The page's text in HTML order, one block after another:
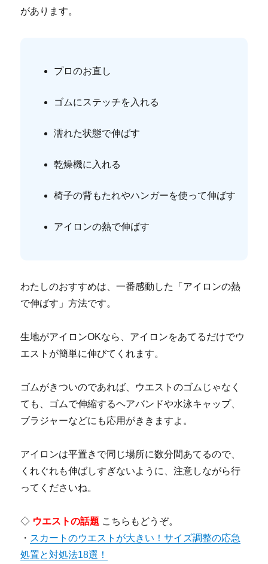
があります。
プロのお直し
ゴムにステッチを入れる
濡れた状態で伸ばす
乾燥機に入れる
椅子の背もたれやハンガーを使って伸ばす
アイロンの熱で伸ばす
わたしのおすすめは、一番感動した「アイロンの熱
で伸ばす」方法です。
生地がアイロンOKなら、アイロンをあてるだけでウ
エストが簡単に伸びてくれます。
ゴムがきついのであれば、ウエストのゴムじゃなく
ても、ゴムで伸縮するヘアバンドや水泳キャップ、
ブラジャーなどにも応用がききますよ。
アイロンは平置きで同じ場所に数分間あてるので、
くれぐれも伸ばしすぎないように、注意しながら行
ってくださいね。
◇ ウエストの話題 こちらもどうぞ。
・ スカートのウエストが大きい！サイズ調整の応急
処置と対処法18選！